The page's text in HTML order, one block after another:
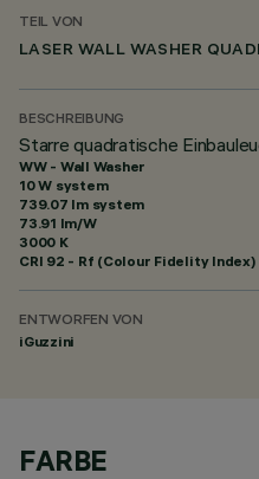
TEIL VON
LASER WALL WASHER
BESCHREIBUNG
Starre quadratische
WW - Wall Washer
10 W system
739.07 lm system
73.91 lm/W
3000 K
CRI 92 - Rf (Colour Fidelity Index)
ENTWORFEN VON
iGuzzini
FARBE